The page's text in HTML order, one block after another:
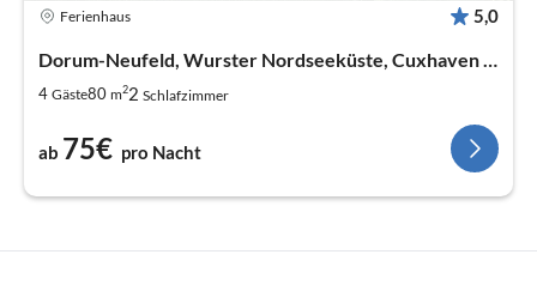
Ferienhaus 5,0
Dorum-Neufeld, Wurster Nordseeküste, Cuxhaven & Umland
4 Gäste80 m22 Schlafzimmer
ab 75€ pro Nacht